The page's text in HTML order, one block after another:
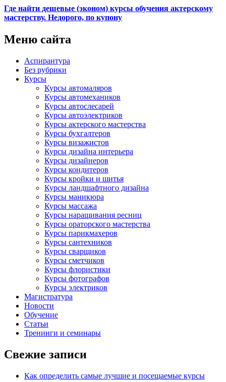
Где найти дешевые (эконом) курсы обучения актерскому
мастерству. Недорого, по купону
Меню сайта
Аспирантура
Без рубрики
Курсы
Курсы автомаляров
Курсы автомехаников
Курсы автослесарей
Курсы автоэлектриков
Курсы актерского мастерства
Курсы бухгалтеров
Курсы визажистов
Курсы дизайна интерьера
Курсы дизайнеров
Курсы кондитеров
Курсы кройки и шитья
Курсы ландшафтного дизайна
Курсы маникюра
Курсы массажа
Курсы наращивания ресниц
Курсы ораторского мастерства
Курсы парикмахеров
Курсы сантехников
Курсы сварщиков
Курсы сметчиков
Курсы флористики
Курсы фотографов
Курсы электриков
Магистратура
Новости
Обучение
Статьи
Тренинги и семинары
Свежие записи
Как определить самые лучшие и посещаемые курсы